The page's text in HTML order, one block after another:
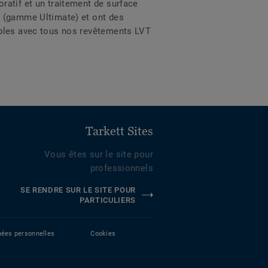
et un traitement de surface
Ultimate) et ont des
avec tous nos revêtements LVT
Tarkett Sites
Vous êtes sur le site pour
professionnels
SE RENDRE SUR LE SITE POUR
PARTICULIERS
personnelles Cookies